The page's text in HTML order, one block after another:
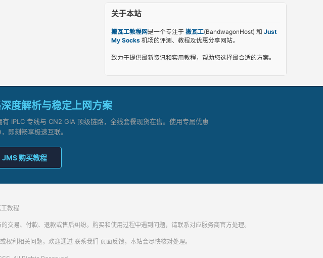
关于本站
搬瓦工教程网是一个专注于 搬瓦工(BandwagonHost) 和 Just
My Socks 机场的评测、教程及优惠分享网站。
致力于提供最新资讯和实用教程，帮助您选择最合适的方案。
度解析与稳定上网方案
IPLC 专线与 CN2 GIA 顶级链路，全线套餐现货在售。使用专属优惠
即刻畅享极速互联。
JMS 购买教程
教程
易、付款、退款或售后纠纷。购买和使用过程中遇到问题，请联系对应服务商官方处理。
权利相关问题，欢迎通过 联系我们 页面反馈，本站会尽快核对处理。